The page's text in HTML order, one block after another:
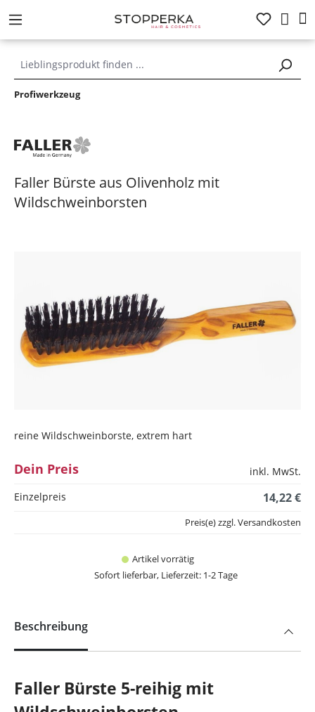
springen
Profiwerkzeug
Faller Bürste aus Olivenholz mit
Wildschweinborsten
reine Wildschweinborste, extrem hart
Dein Preis
inkl. MwSt.
Einzelpreis
14,22 €
Artikel vorrätig
Sofort lieferbar, Lieferzeit: 1-2 Tage
Preis(e) zzgl. Versandkosten
Beschreibung
Faller Bürste 5-reihig mit